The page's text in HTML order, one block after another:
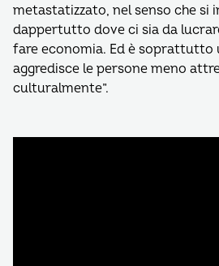
metastatizzato, nel senso che si
dappertutto dove ci sia da
fare economia. Ed è soprattutto
aggredisce le persone meno
culturalmente”.